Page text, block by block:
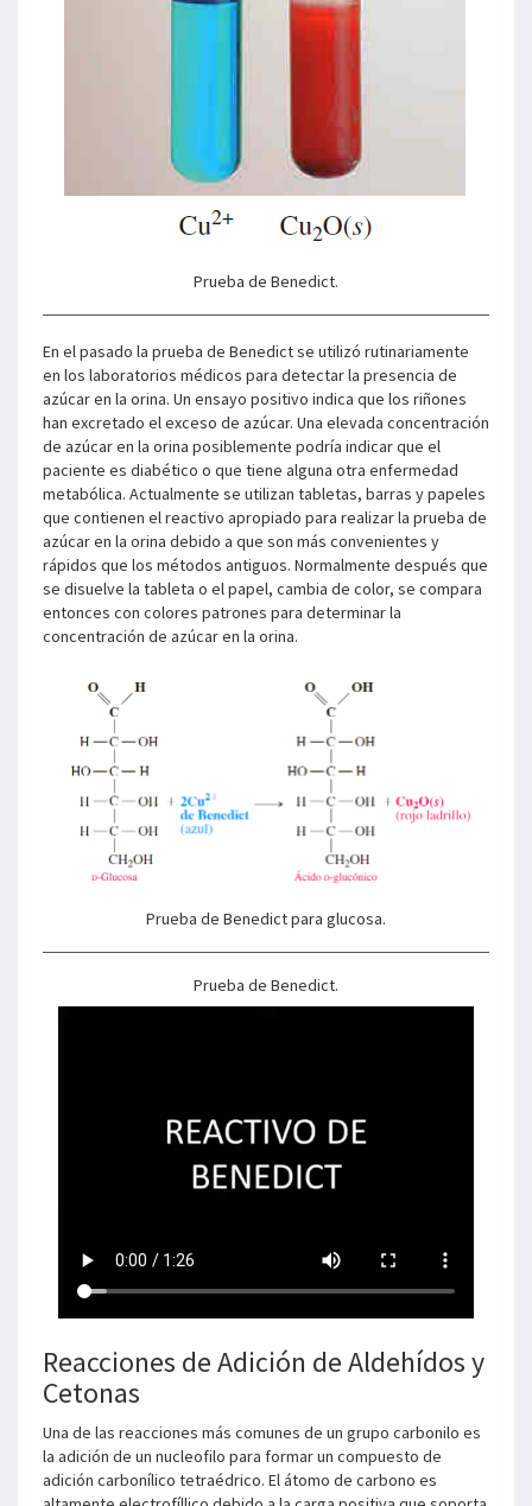
Prueba de Benedict.
En el pasado la prueba de Benedict se utilizó rutinariamente
en los laboratorios médicos para detectar la presencia de
azúcar en la orina. Un ensayo positivo indica que los riñones
han excretado el exceso de azúcar. Una elevada concentración
de azúcar en la orina posiblemente podría indicar que el
paciente es diabético o que tiene alguna otra enfermedad
metabólica. Actualmente se utilizan tabletas, barras y papeles
que contienen el reactivo apropiado para realizar la prueba de
azúcar en la orina debido a que son más convenientes y
rápidos que los métodos antiguos. Normalmente después que
se disuelve la tableta o el papel, cambia de color, se compara
entonces con colores patrones para determinar la
concentración de azúcar en la orina.
Prueba de Benedict para glucosa.
Prueba de Benedict.
Reacciones de Adición de Aldehídos y
Cetonas
Una de las reacciones más comunes de un grupo carbonilo es
la adición de un nucleofilo para formar un compuesto de
adición carbonílico tetraédrico. El átomo de carbono es